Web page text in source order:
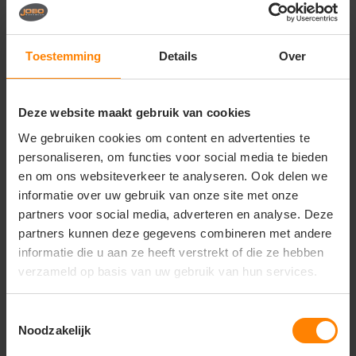
Toestemming Details Over
Deze website maakt gebruik van cookies
We gebruiken cookies om content en advertenties te
personaliseren, om functies voor social media te bieden
en om ons websiteverkeer te analyseren. Ook delen we
informatie over uw gebruik van onze site met onze
partners voor social media, adverteren en analyse. Deze
partners kunnen deze gegevens combineren met andere
informatie die u aan ze heeft verstrekt of die ze hebben
verzameld op basis van uw gebruik van hun services.
Noodzakelijk
Vragen? Neem contact
op met onze
call +31(0)418 511 972
mail info@jobopromotions.nl
store Bezoek onze showroom:
Provincialeweg 59 - Velddriel
Dit vind je misschien ook leuk
Items van productcarrousel